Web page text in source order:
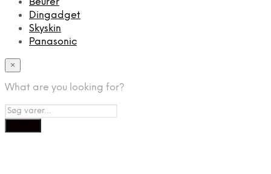
Beurer
Dingadget
Skyskin
Panasonic
×
What are you looking for?